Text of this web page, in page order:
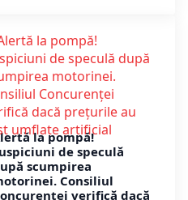
la pompă!
de speculă
scumpirea
Consiliul
verifică dacă